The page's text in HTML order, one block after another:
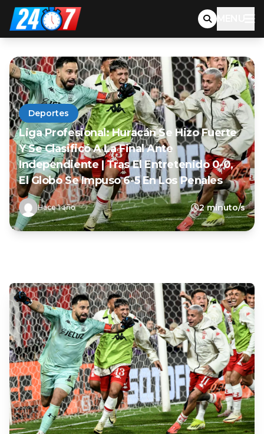
MENU
Deportes
Liga Profesional: Huracán Se Hizo Fuerte
Y Se Clasificó A La Final Ante
Independiente | Tras El Entretenido 0-0,
El Globo Se Impuso 6-5 En Los Penales
Hace 1 año 2 minuto/s